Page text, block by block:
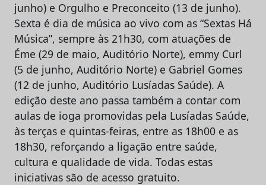
junho) e Orgulho e Preconceito (13 de junho).
Sexta é dia de música ao vivo com as “Sextas Há
Música”, sempre às 21h30, com atuações de
Éme (29 de maio, Auditório Norte), emmy Curl
(5 de junho, Auditório Norte) e Gabriel Gomes
(12 de junho, Auditório Lusíadas Saúde). A
edição deste ano passa também a contar com
aulas de ioga promovidas pela Lusíadas Saúde,
às terças e quintas-feiras, entre as 18h00 e as
18h30, reforçando a ligação entre saúde,
cultura e qualidade de vida. Todas estas
iniciativas são de acesso gratuito.